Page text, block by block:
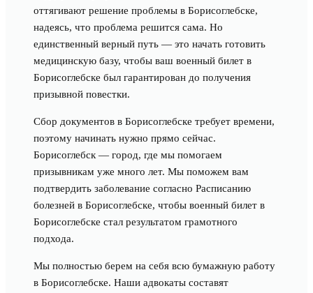
оттягивают решение проблемы в Борисоглебске,
надеясь, что проблема решится сама. Но
единственный верный путь — это начать готовить
медицинскую базу, чтобы ваш военный билет в
Борисоглебске был гарантирован до получения
призывной повестки.
Сбор документов в Борисоглебске требует времени,
поэтому начинать нужно прямо сейчас.
Борисоглебск — город, где мы помогаем
призывникам уже много лет. Мы поможем вам
подтвердить заболевание согласно Расписанию
болезней в Борисоглебске, чтобы военный билет в
Борисоглебске стал результатом грамотного
подхода.
Мы полностью берем на себя всю бумажную работу
в Борисоглебске. Наши адвокаты составят